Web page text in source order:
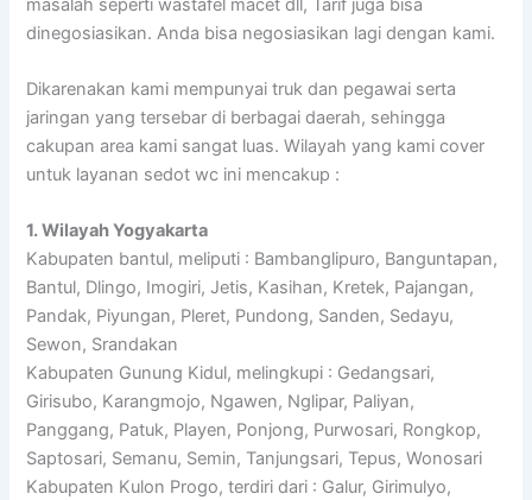
masalah seperti wastafel macet dll, Tarif juga bisa
dinegosiasikan. Anda bisa negosiasikan lagi dengan kami.
Dikarenakan kami mempunyai truk dan pegawai serta
jaringan yang tersebar di berbagai daerah, sehingga
cakupan area kami sangat luas. Wilayah yang kami cover
untuk layanan sedot wc ini mencakup :
1. Wilayah Yogyakarta
Kabupaten bantul, meliputi : Bambanglipuro, Banguntapan,
Bantul, Dlingo, Imogiri, Jetis, Kasihan, Kretek, Pajangan,
Pandak, Piyungan, Pleret, Pundong, Sanden, Sedayu,
Sewon, Srandakan
Kabupaten Gunung Kidul, melingkupi : Gedangsari,
Girisubo, Karangmojo, Ngawen, Nglipar, Paliyan,
Panggang, Patuk, Playen, Ponjong, Purwosari, Rongkop,
Saptosari, Semanu, Semin, Tanjungsari, Tepus, Wonosari
Kabupaten Kulon Progo, terdiri dari : Galur, Girimulyo,